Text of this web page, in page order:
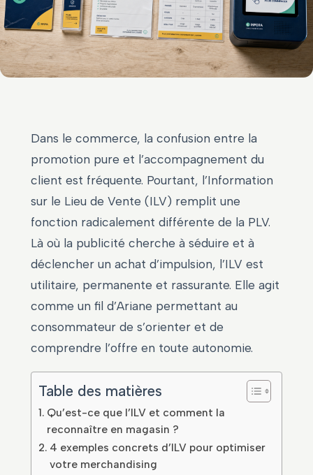
Dans le commerce, la confusion entre la
promotion pure et l’accompagnement du
client est fréquente. Pourtant, l’Information
sur le Lieu de Vente (ILV) remplit une
fonction radicalement différente de la PLV.
Là où la publicité cherche à séduire et à
déclencher un achat d’impulsion, l’ILV est
utilitaire, permanente et rassurante. Elle agit
comme un fil d’Ariane permettant au
consommateur de s’orienter et de
comprendre l’offre en toute autonomie.
Table des matières
Qu’est-ce que l’ILV et comment la
reconnaître en magasin ?
4 exemples concrets d’ILV pour optimiser
votre merchandising